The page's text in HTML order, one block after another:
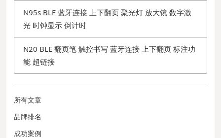
N95s BLE 蓝牙连接 上下翻页 聚光灯 放大镜 数字激
光 时钟显示 倒计时
N20 BLE 翻页笔 触控书写 蓝牙连接 上下翻页 标注功
能 超链接
所有文章
品牌排名
成功案例